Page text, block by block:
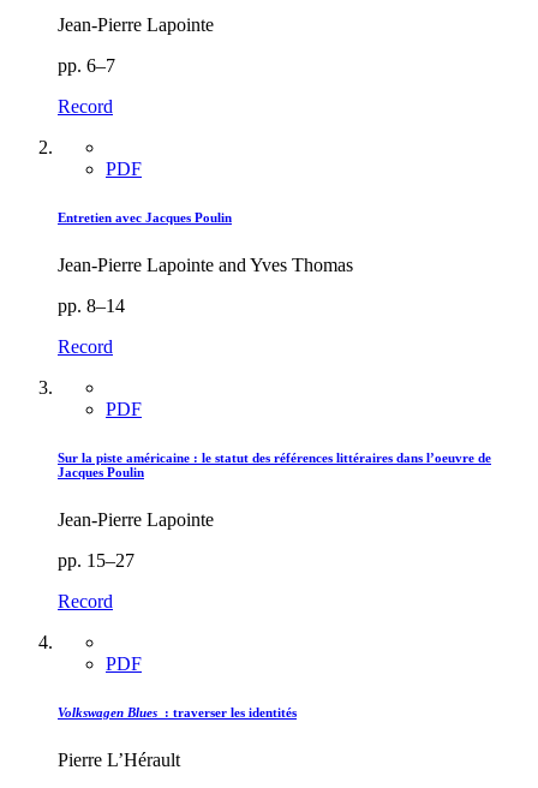
Jean-Pierre Lapointe
pp. 6–7
Record
PDF
Entretien avec Jacques Poulin
Jean-Pierre Lapointe and Yves Thomas
pp. 8–14
Record
PDF
Sur la piste américaine : le statut des références littéraires dans l’oeuvre de
Jacques Poulin
Jean-Pierre Lapointe
pp. 15–27
Record
PDF
Volkswagen Blues : traverser les identités
Pierre L’Hérault